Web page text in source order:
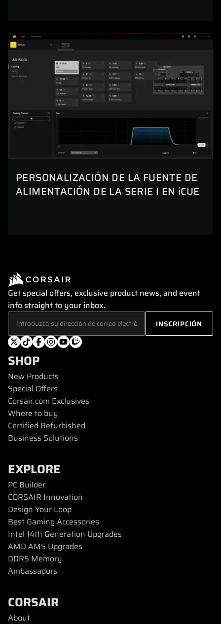
PERSONALIZACIÓN DE LA FUENTE DE
ALIMENTACIÓN DE LA SERIE I EN iCUE
Get special offers, exclusive product news, and event
info straight to your inbox.
SHOP
New Products
Special Offers
Corsair.com Exclusives
Where to buy
Certified Refurbished
Business Solutions
EXPLORE
PC Builder
CORSAIR Innovation
Design Your Loop
Best Gaming Accessories
Intel 14th Generation Upgrades
AMD AM5 Upgrades
DDR5 Memory
Ambassadors
CORSAIR
About